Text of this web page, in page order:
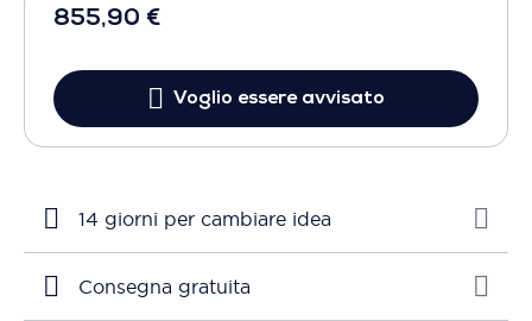
855,90 €
Voglio essere avvisato
14 giorni per cambiare idea
Consegna gratuita